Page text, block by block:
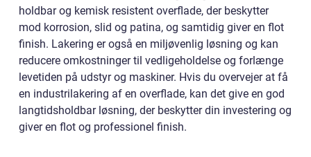
holdbar og kemisk resistent overflade, der beskytter
mod korrosion, slid og patina, og samtidig giver en flot
finish. Lakering er også en miljøvenlig løsning og kan
reducere omkostninger til vedligeholdelse og forlænge
levetiden på udstyr og maskiner. Hvis du overvejer at få
en industrilakering af en overflade, kan det give en god
langtidsholdbar løsning, der beskytter din investering og
giver en flot og professionel finish.